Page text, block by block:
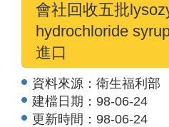
會社回收五批
hydrochloride
進口
資料來源： 衛生福利部
建檔日期： 98-06-24
更新時間： 98-06-24